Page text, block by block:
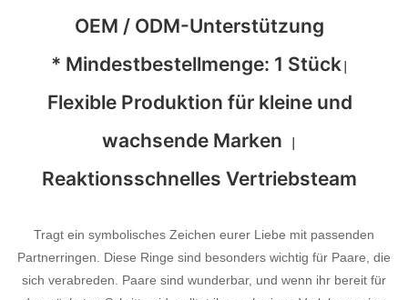
OEM / ODM-Unterstützung
* Mindestbestellmenge: 1 Stück|
Flexible Produktion für kleine und
wachsende Marken |
Reaktionsschnelles Vertriebsteam
Tragt ein symbolisches Zeichen eurer Liebe mit passenden
Partnerringen. Diese Ringe sind besonders wichtig für Paare, die
sich verabreden. Paare sind wunderbar, und wenn ihr bereit für